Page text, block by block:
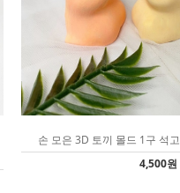
손 모은 3D 토끼 몰드 1구 석
4,500원